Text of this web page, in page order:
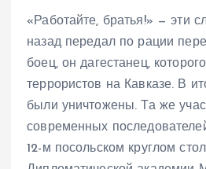
«Работайте, братья!» — эти
назад передал по рации
боец, он дагестанец,
террористов на Кавказе. В
были уничтожены. Та же
современных
12-м посольском круглом